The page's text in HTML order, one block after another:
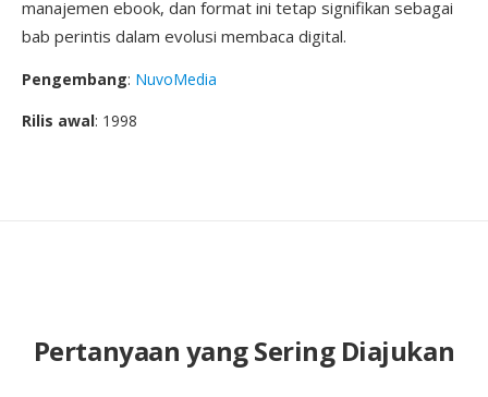
manajemen ebook, dan format ini tetap signifikan sebagai
bab perintis dalam evolusi membaca digital.
Pengembang: NuvoMedia
Rilis awal: 1998
Pertanyaan yang Sering Diajukan